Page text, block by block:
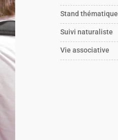
Stand thématique
Suivi naturaliste
Vie associative